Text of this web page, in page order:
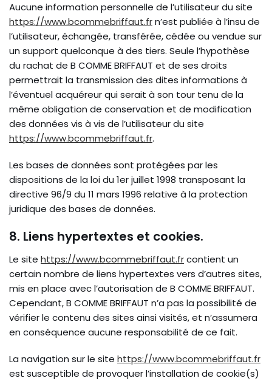
Aucune information personnelle de l’utilisateur du site
https://www.bcommebriffaut.frn’est publiée à l’insu de
l’utilisateur, échangée, transférée, cédée ou vendue sur
un support quelconque à des tiers. Seule l’hypothèse
du rachat de B COMME BRIFFAUT et de ses droits
permettrait la transmission des dites informations à
l’éventuel acquéreur qui serait à son tour tenu de la
même obligation de conservation et de modification
des données vis à vis de l’utilisateur du site
https://www.bcommebriffaut.fr.
Les bases de données sont protégées par les
dispositions de la loi du 1er juillet 1998 transposant la
directive 96/9 du 11 mars 1996 relative à la protection
juridique des bases de données.
8. Liens hypertextes et cookies.
Le site https://www.bcommebriffaut.frcontient un
certain nombre de liens hypertextes vers d’autres sites,
mis en place avec l’autorisation de B COMME BRIFFAUT.
Cependant, B COMME BRIFFAUT n’a pas la possibilité de
vérifier le contenu des sites ainsi visités, et n’assumera
en conséquence aucune responsabilité de ce fait.
La navigation sur le site https://www.bcommebriffaut.fr
est susceptible de provoquer l’installation de cookie(s)